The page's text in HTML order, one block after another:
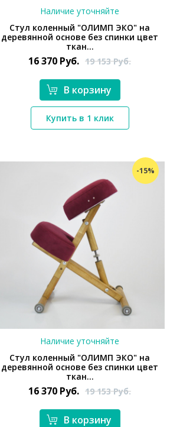
*}
Наличие уточняйте
Стул коленный "ОЛИМП ЭКО" на
деревянной основе без спинки цвет
ткан...
16 370 Руб. 19 153Руб.
В корзину
Купить в 1 клик
-15%
Наличие уточняйте
Стул коленный "ОЛИМП ЭКО" на
деревянной основе без спинки цвет
ткан...
16 370 Руб. 19 153Руб.
В корзину